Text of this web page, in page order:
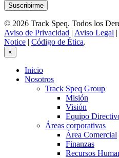
© 2026 Track Speq. Todos los
Aviso de Privacidad | Aviso Legal |
Notice | Código de Ética.
×
Inicio
Nosotros
Track Speq Group
Misión
Visión
Equipo
Áreas corporativas
Área Comercial
Finanzas
Recursos